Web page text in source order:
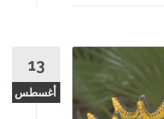
13
أغسطس